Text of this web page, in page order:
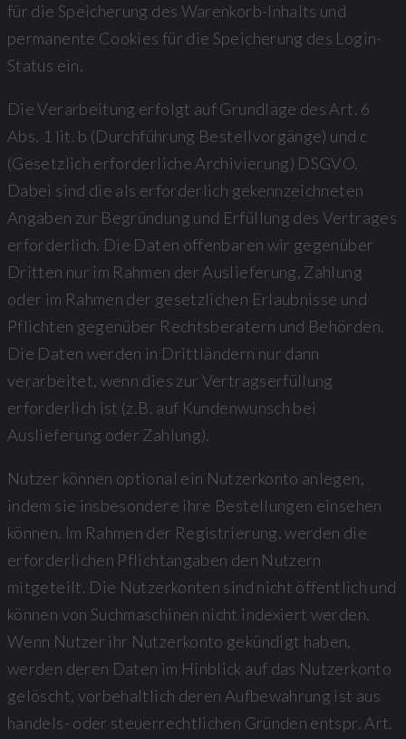
für die Speicherung des Warenkorb-Inhalts und
permanente Cookies für die Speicherung des Login-
Status ein.
Die Verarbeitung erfolgt auf Grundlage des Art. 6
Abs. 1 lit. b (Durchführung Bestellvorgänge) und c
(Gesetzlich erforderliche Archivierung) DSGVO.
Dabei sind die als erforderlich gekennzeichneten
Angaben zur Begründung und Erfüllung des Vertrages
erforderlich. Die Daten offenbaren wir gegenüber
Dritten nur im Rahmen der Auslieferung, Zahlung
oder im Rahmen der gesetzlichen Erlaubnisse und
Pflichten gegenüber Rechtsberatern und Behörden.
Die Daten werden in Drittländern nur dann
verarbeitet, wenn dies zur Vertragserfüllung
erforderlich ist (z.B. auf Kundenwunsch bei
Auslieferung oder Zahlung).
Nutzer können optional ein Nutzerkonto anlegen,
indem sie insbesondere ihre Bestellungen einsehen
können. Im Rahmen der Registrierung, werden die
erforderlichen Pflichtangaben den Nutzern
mitgeteilt. Die Nutzerkonten sind nicht öffentlich und
können von Suchmaschinen nicht indexiert werden.
Wenn Nutzer ihr Nutzerkonto gekündigt haben,
werden deren Daten im Hinblick auf das Nutzerkonto
gelöscht, vorbehaltlich deren Aufbewahrung ist aus
handels- oder steuerrechtlichen Gründen entspr. Art.